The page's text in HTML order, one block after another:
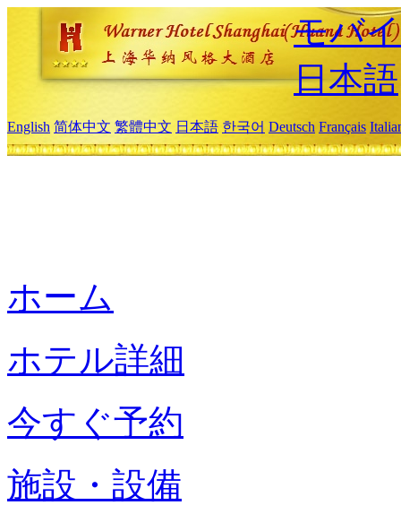
モバ
日本語
English 简体中文 繁體中文 日本語 한국어 Deutsch Français
ホーム
ホテル詳細
今すぐ予約
施設・設備